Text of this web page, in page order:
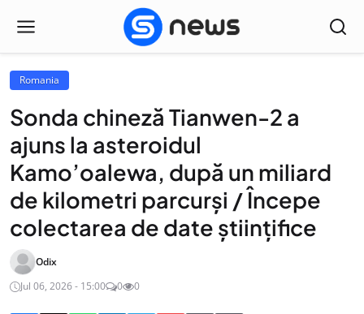
Romania
Sonda chineză Tianwen-2 a
ajuns la asteroidul
Kamo’oalewa, după un miliard
de kilometri parcurși / Începe
colectarea de date științifice
Odix
Jul 06, 2026 - 15:00
0 0